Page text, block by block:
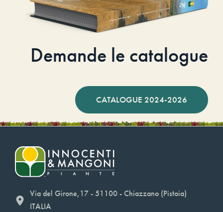
Demande le catalogue
CATALOGUE 2024-2026
Via del Girone,17 - 51100 - Chiazzano (Pistoia)
ITALIA